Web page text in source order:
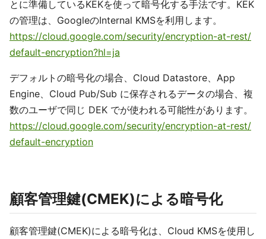
とに準備しているKEKを使って暗号化する手法です。KEK
の管理は、GoogleのInternal KMSを利用します。
https://cloud.google.com/security/encryption-at-rest/
default-encryption?hl=ja
デフォルトの暗号化の場合、Cloud Datastore、App
Engine、Cloud Pub/Sub に保存されるデータの場合、複
数のユーザで同じ DEK でが使われる可能性があります。
https://cloud.google.com/security/encryption-at-rest/
default-encryption
顧客管理鍵(CMEK)による暗号化
顧客管理鍵(CMEK)による暗号化は、Cloud KMSを使用し